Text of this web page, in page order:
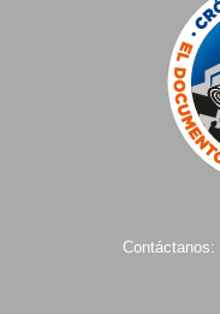
Contáctanos: